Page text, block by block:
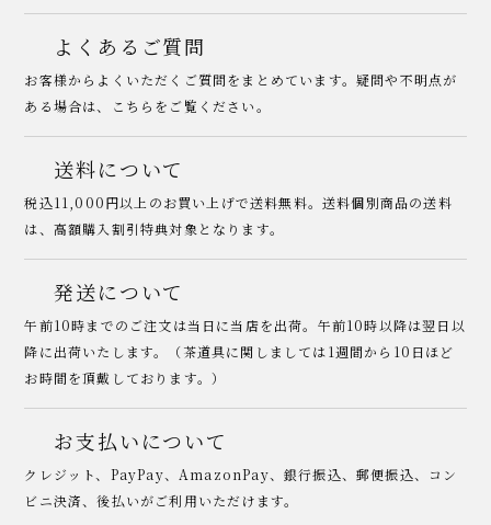
よくあるご質問
お客様からよくいただくご質問をまとめています。疑問や不明点が
ある場合は、こちらをご覧ください。
送料について
税込11,000円以上のお買い上げで送料無料。送料個別商品の送料
は、高額購入割引特典対象となります。
発送について
午前10時までのご注文は当日に当店を出荷。午前10時以降は翌日以
降に出荷いたします。（茶道具に関しましては1週間から10日ほど
お時間を頂戴しております。）
お支払いについて
クレジット、PayPay、AmazonPay、銀行振込、郵便振込、コン
ビニ決済、後払いがご利用いただけます。